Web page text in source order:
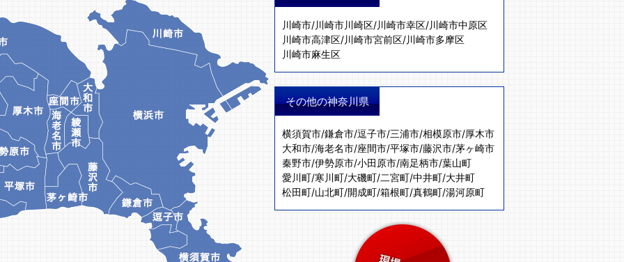
川崎市/川崎市川崎区/川崎市幸区/川崎市中原区
川崎市高津区/川崎市宮前区/川崎市多摩区
川崎市麻生区
その他の神奈川県
横須賀市/鎌倉市/逗子市/三浦市/相模原市/厚木市
大和市/海老名市/座間市/平塚市/藤沢市/茅ヶ崎市
秦野市/伊勢原市/小田原市/南足柄市/葉山町
愛川町/寒川町/大磯町/二宮町/中井町/大井町
松田町/山北町/開成町/箱根町/真鶴町/湯河原町